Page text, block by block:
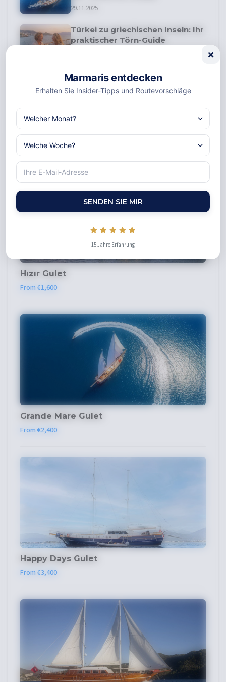
29.11.2025
Türkei zu griechischen Inseln: Ihr
praktischer Törn-Guide
Private Yachtcharter in der
Türkei mit DE Yachting
Entdecken Sie Unsere Yachten
Hızır Gulet
From €1,600
Grande Mare Gulet
From €2,400
Happy Days Gulet
From €3,400
Marmaris entdecken
Erhalten Sie Insider-Tipps und Routevorschläge
SENDEN SIE MIR
15 Jahre Erfahrung